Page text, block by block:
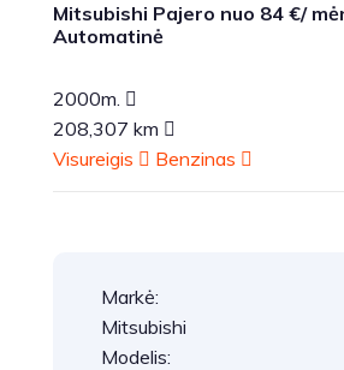
Mitsubishi Pajero nuo 84 €/
Automatinė
2000m.
208,307 km
Visureigis
Benzinas
Markė:
Mitsubishi
Modelis: